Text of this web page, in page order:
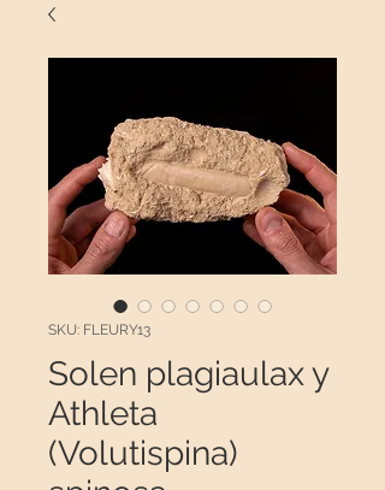
SKU: FLEURY13
Solen plagiaulax y
Athleta
(Volutispina)